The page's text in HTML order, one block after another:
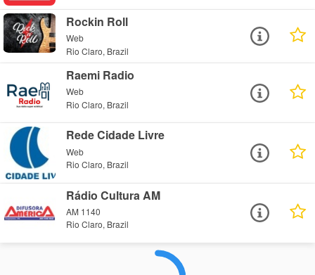
Rockin Roll
Web
Rio Claro, Brazil
Raemi Radio
Web
Rio Claro, Brazil
Rede Cidade Livre
Web
Rio Claro, Brazil
Rádio Cultura AM
AM 1140
Rio Claro, Brazil